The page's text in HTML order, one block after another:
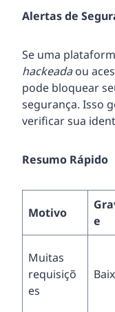
Alertas de
Se uma
hackeadaou
pode bloquear
segurança. Isso
verificar sua
Resumo Rápido
Motivo
e
Muitas
requisiçõ
es